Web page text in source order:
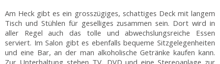
Am Heck gibt es ein grosszügiges, schattiges Deck mit langem
Tisch und Stühlen für geselliges zusammen sein. Dort wird in
aller Regel auch das tolle und abwechslungsreiche Essen
serviert. Im Salon gibt es ebenfalls bequeme Sitzgelegenheiten
und eine Bar, an der man alkoholische Getränke kaufen kann.
Zur Unterhaltung stehen TV, DVD und eine Stereoanlage zur